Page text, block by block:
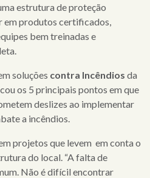
estrutura de proteção
em produtos certificados,
bem treinadas e
soluções contra Incêndios da
os 5 principais pontos em que
deslizes ao implementar
a incêndios.
projetos que levem em conta o
do local. “A falta de
Não é difícil encontrar